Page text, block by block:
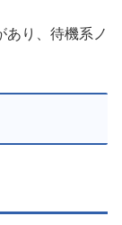
あり、待機系ノ